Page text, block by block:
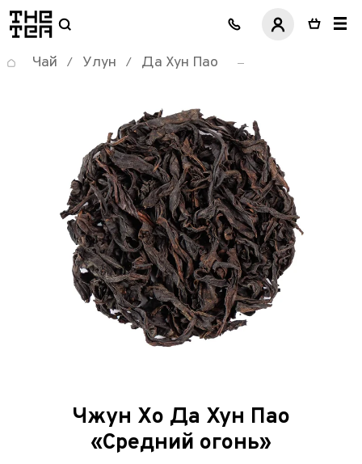
логотип
Чай / Улун / Да Хун Пао
Чжун Xо Да Хун Пао
«Средний огонь»